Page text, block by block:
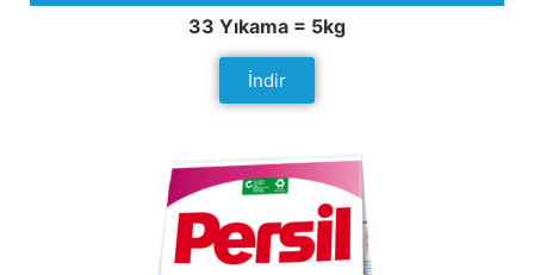
33 Yıkama = 5kg
İndir